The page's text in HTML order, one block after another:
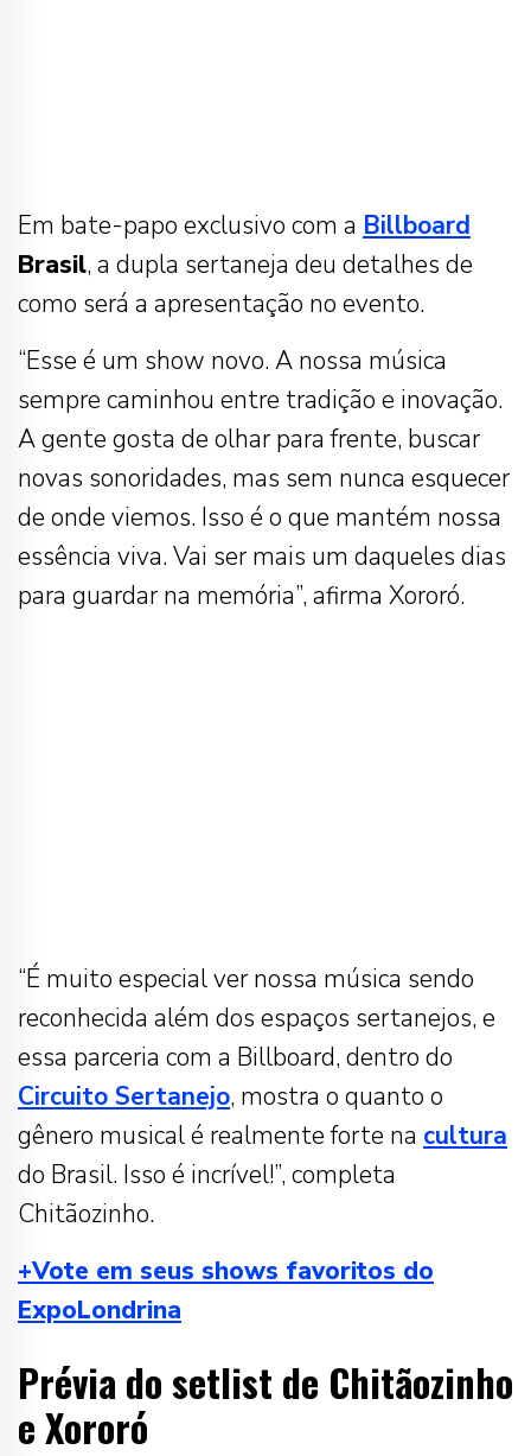
Em bate-papo exclusivo com a Billboard
Brasil, a dupla sertaneja deu detalhes de
como será a apresentação no evento.
“Esse é um show novo. A nossa música
sempre caminhou entre tradição e inovação.
A gente gosta de olhar para frente, buscar
novas sonoridades, mas sem nunca esquecer
de onde viemos. Isso é o que mantém nossa
essência viva. Vai ser mais um daqueles dias
para guardar na memória”, afirma Xororó.
“É muito especial ver nossa música sendo
reconhecida além dos espaços sertanejos, e
essa parceria com a Billboard, dentro do
Circuito Sertanejo, mostra o quanto o
gênero musical é realmente forte na cultura
do Brasil. Isso é incrível!”, completa
Chitãozinho.
+Vote em seus shows favoritos do
ExpoLondrina
Prévia do setlist de Chitãozinho
e Xororó